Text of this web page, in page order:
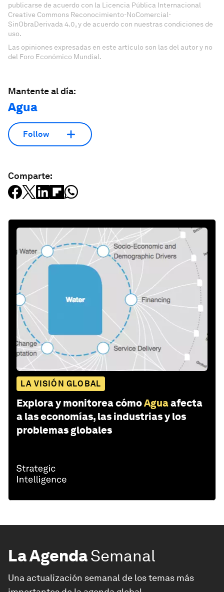
publicarse de acuerdo con la Licencia Pública Internacional
Creative Commons Reconocimiento-NoComercial-
SinObraDerivada 4.0, y de acuerdo con nuestras condiciones de
uso.
Las opiniones expresadas en este artículo son las del autor y no
del Foro Económico Mundial.
Mantente al día:
Agua
Follow
Comparte:
LA VISIÓN GLOBAL
Explora y monitorea cómoAguaafecta
a las economías, las industrias y los
problemas globales
La AgendaSemanal
Una actualización semanal de los temas más